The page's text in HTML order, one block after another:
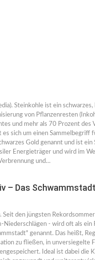
Steinkohle ist ein
von Pflanzenresten
und mehr als 70 Prozent
es sich um einen
Gold genannt und ist
Energieträger und wird im
und…
– Das
Seit den jüngsten
Niederschlägen - wird oft als
genannt. Das heißt,
zu fließen, in unversiegelte
Ideal ist dabei die